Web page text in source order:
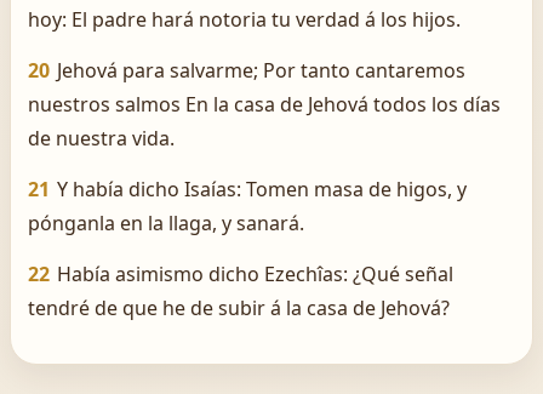
hoy: El padre hará notoria tu verdad á los hijos.
20 Jehová para salvarme; Por tanto cantaremos
nuestros salmos En la casa de Jehová todos los días
de nuestra vida.
21 Y había dicho Isaías: Tomen masa de higos, y
pónganla en la llaga, y sanará.
22 Había asimismo dicho Ezechîas: ¿Qué señal
tendré de que he de subir á la casa de Jehová?